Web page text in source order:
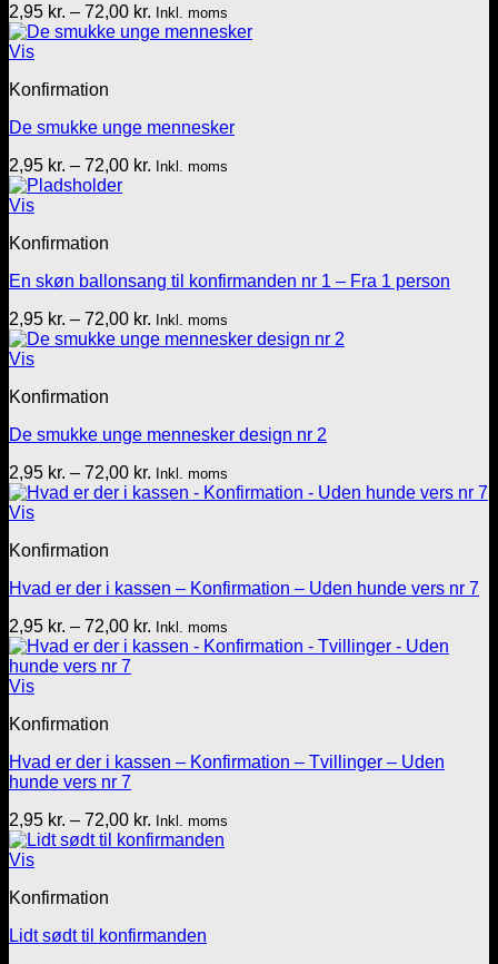
2,95 kr. – 72,00 kr. Prisinterval:
2,95 kr.
Inkl. moms
Vis
Konfirmation
De smukke unge mennesker
2,95 kr. – 72,00 kr. Prisinterval:
Inkl. moms
Vis
Konfirmation
En skøn ballonsang til konfirmanden nr 1 – Fra 1 person
2,95 kr. – 72,00 kr. Prisinterval:
2,95 kr.
Inkl. moms
Vis
Konfirmation
De smukke unge mennesker design nr 2
2,95 kr. – 72,00 kr. Prisinterval:
2,95 kr.
Inkl. moms
Vis
Konfirmation
Hvad er der i kassen – Konfirmation – Uden hunde vers nr 7
2,95 kr. – 72,00 kr. Prisinterval:
2,95 kr.
Inkl. moms
Vis
Konfirmation
Hvad er der i kassen – Konfirmation – Tvillinger – Uden
hunde vers nr 7
2,95 kr. – 72,00 kr. Prisinterval:
2,95 kr.
Inkl. moms
Vis
Konfirmation
Lidt sødt til konfirmanden